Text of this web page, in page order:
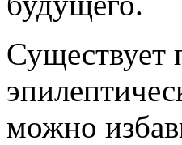
Существует
можно